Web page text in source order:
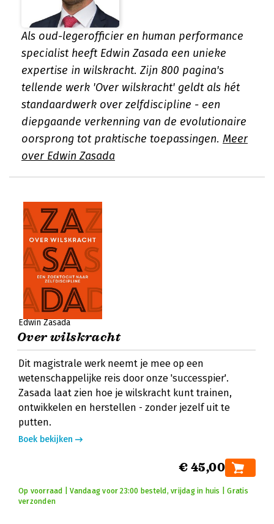
Als oud-legerofficier en human performance
specialist heeft Edwin Zasada een unieke
expertise in wilskracht. Zijn 800 pagina's
tellende werk 'Over wilskracht' geldt als hét
standaardwerk over zelfdiscipline - een
diepgaande verkenning van de evolutionaire
oorsprong tot praktische toepassingen. Meer
over Edwin Zasada
Edwin Zasada
Over wilskracht
Dit magistrale werk neemt je mee op een
wetenschappelijke reis door onze 'successpier'.
Zasada laat zien hoe je wilskracht kunt trainen,
ontwikkelen en herstellen - zonder jezelf uit te
putten.
Boek bekijken
€ 45,00
Op voorraad | Vandaag voor 23:00 besteld, vrijdag in huis | Gratis
verzonden